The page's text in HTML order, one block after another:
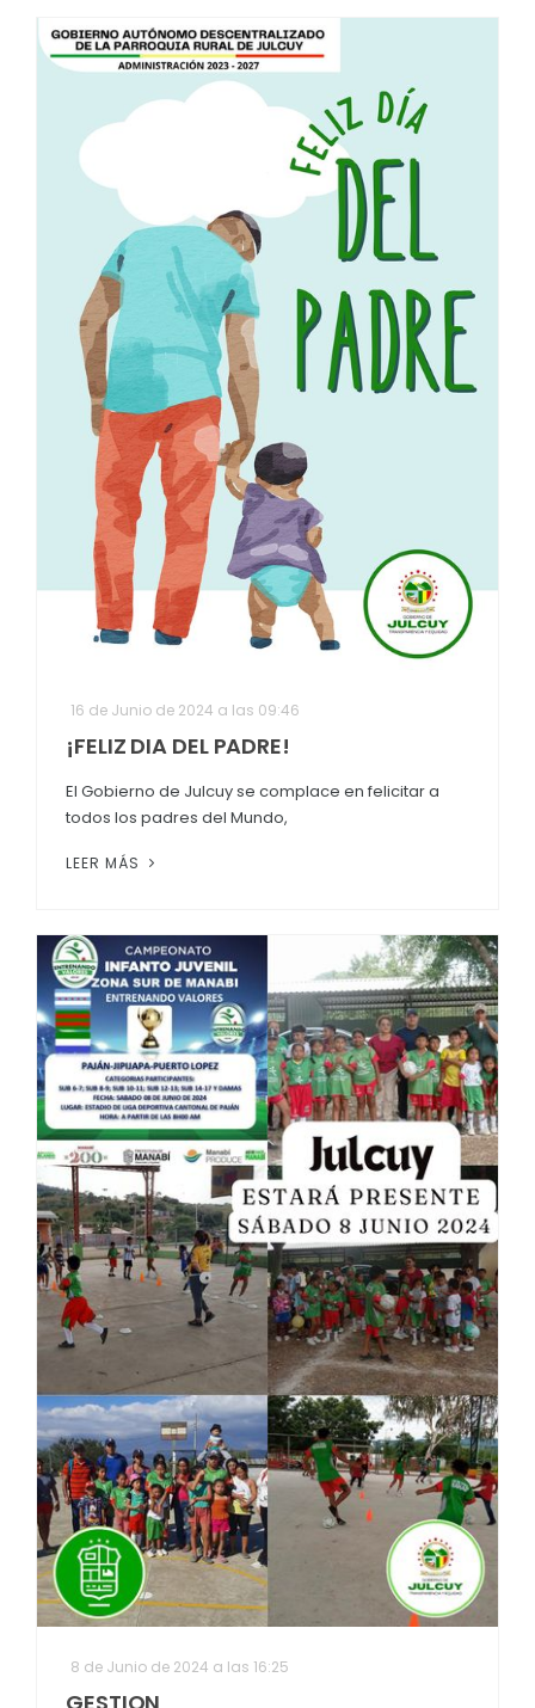
16 de Junio de 2024 a las 09:46
¡FELIZ DIA DEL PADRE!
El Gobierno de Julcuy se complace en felicitar a
todos los padres del Mundo,
LEER MÁS
8 de Junio de 2024 a las 16:25